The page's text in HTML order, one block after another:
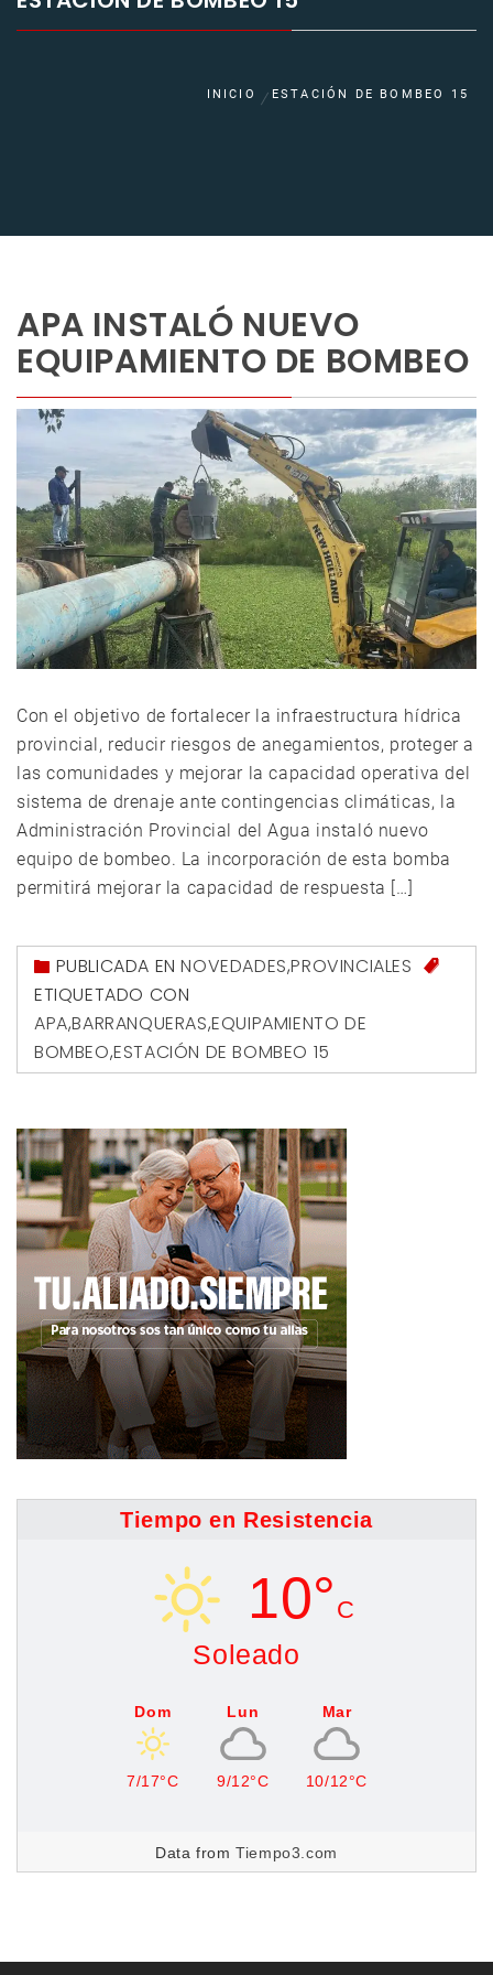
INICIO ESTACIÓN DE BOMBEO 15
APA INSTALÓ NUEVO
EQUIPAMIENTO DE BOMBEO
Con el objetivo de fortalecer la infraestructura hídrica
provincial, reducir riesgos de anegamientos, proteger a
las comunidades y mejorar la capacidad operativa del
sistema de drenaje ante contingencias climáticas, la
Administración Provincial del Agua instaló nuevo
equipo de bombeo. La incorporación de esta bomba
permitirá mejorar la capacidad de respuesta […]
PUBLICADA ENNOVEDADES,PROVINCIALES
ETIQUETADO CON
APA,BARRANQUERAS,EQUIPAMIENTO DE
BOMBEO,ESTACIÓN DE BOMBEO 15
Tiempo en Resistencia
10° C
Soleado
Dom
7/17°C
Lun
9/12°C
Mar
10/12°C
Data fromTiempo3.com